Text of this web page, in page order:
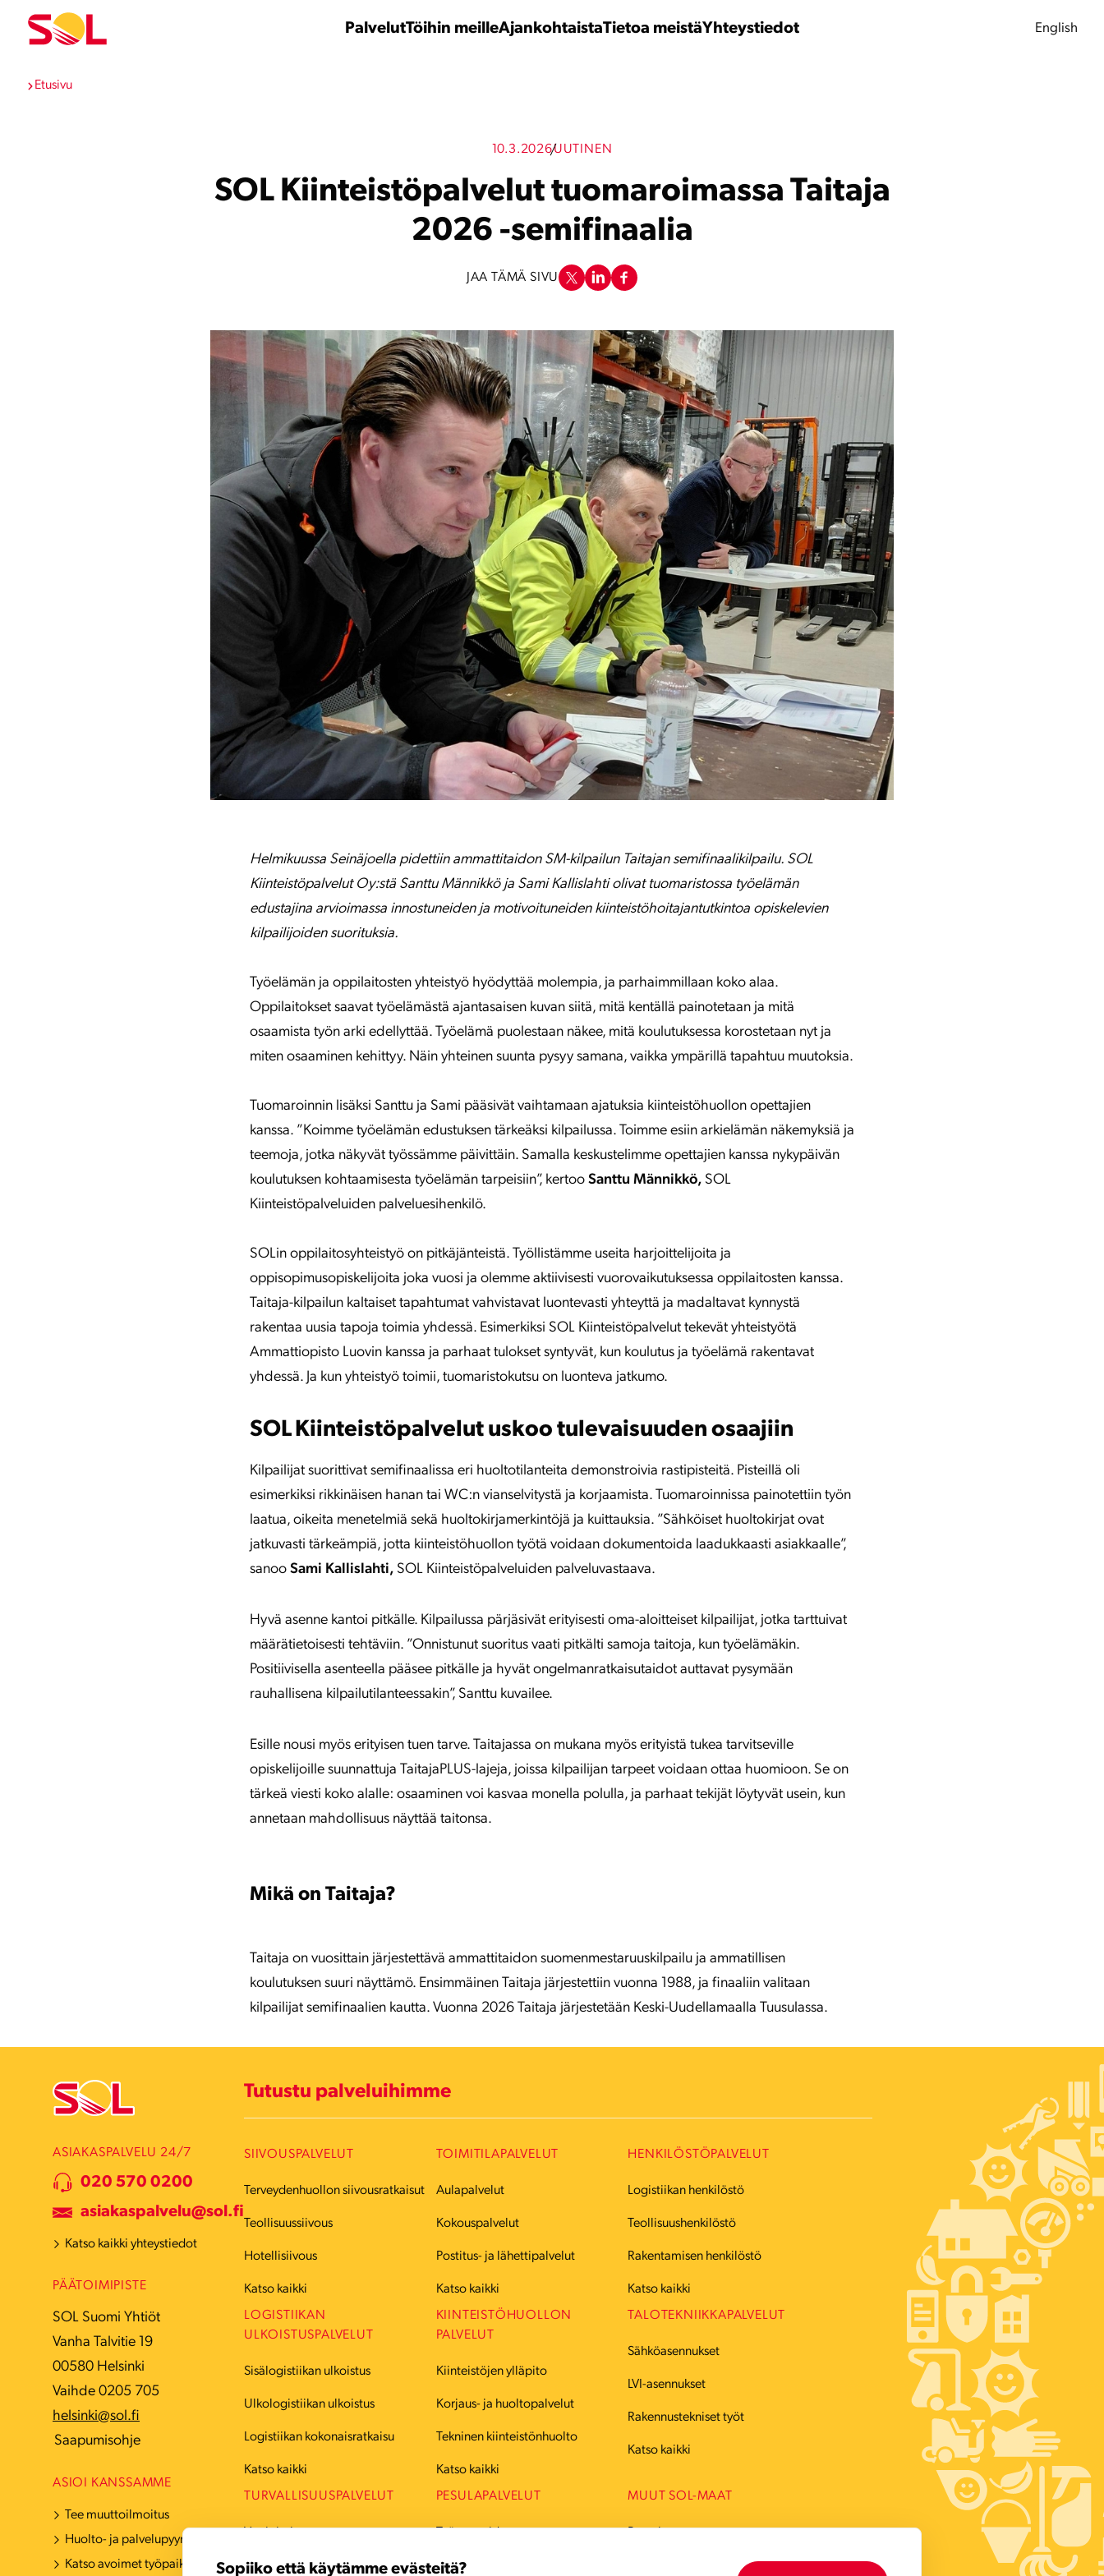
Sopiiko että käytämme evästeitä?
sisältöön
PalvelutTöihin meilleAjankohtaistaTietoa meistäYhteystiedot English
Etusivu
10.3.2026UUTINEN
SOL Kiinteistöpalvelut tuomaroimassa Taitaja
2026 -semifinaalia
JAA TÄMÄ SIVU
Helmikuussa Seinäjoella pidettiin ammattitaidon SM-kilpailun Taitajan semifinaalikilpailu. SOL
Kiinteistöpalvelut Oy:stä Santtu Männikkö ja Sami Kallislahti olivat tuomaristossa työelämän
edustajina arvioimassa innostuneiden ja motivoituneiden kiinteistöhoitajantutkintoa opiskelevien
kilpailijoiden suorituksia.
Työelämän ja oppilaitosten yhteistyö hyödyttää molempia, ja parhaimmillaan koko alaa.
Oppilaitokset saavat työelämästä ajantasaisen kuvan siitä, mitä kentällä painotetaan ja mitä
osaamista työn arki edellyttää. Työelämä puolestaan näkee, mitä koulutuksessa korostetaan nyt ja
miten osaaminen kehittyy. Näin yhteinen suunta pysyy samana, vaikka ympärillä tapahtuu muutoksia.
Tuomaroinnin lisäksi Santtu ja Sami pääsivät vaihtamaan ajatuksia kiinteistöhuollon opettajien
kanssa. ”Koimme työelämän edustuksen tärkeäksi kilpailussa. Toimme esiin arkielämän näkemyksiä ja
teemoja, jotka näkyvät työssämme päivittäin. Samalla keskustelimme opettajien kanssa nykypäivän
koulutuksen kohtaamisesta työelämän tarpeisiin”, kertoo Santtu Männikkö, SOL
Kiinteistöpalveluiden palveluesihenkilö.
SOLin oppilaitosyhteistyö on pitkäjänteistä. Työllistämme useita harjoittelijoita ja
oppisopimusopiskelijoita joka vuosi ja olemme aktiivisesti vuorovaikutuksessa oppilaitosten kanssa.
Taitaja-kilpailun kaltaiset tapahtumat vahvistavat luontevasti yhteyttä ja madaltavat kynnystä
rakentaa uusia tapoja toimia yhdessä. Esimerkiksi SOL Kiinteistöpalvelut tekevät yhteistyötä
Ammattiopisto Luovin kanssa ja parhaat tulokset syntyvät, kun koulutus ja työelämä rakentavat
yhdessä. Ja kun yhteistyö toimii, tuomaristokutsu on luonteva jatkumo.
SOL Kiinteistöpalvelut uskoo tulevaisuuden osaajiin
Kilpailijat suorittivat semifinaalissa eri huoltotilanteita demonstroivia rastipisteitä. Pisteillä oli
esimerkiksi rikkinäisen hanan tai WC:n vianselvitystä ja korjaamista. Tuomaroinnissa painotettiin työn
laatua, oikeita menetelmiä sekä huoltokirjamerkintöjä ja kuittauksia. ”Sähköiset huoltokirjat ovat
jatkuvasti tärkeämpiä, jotta kiinteistöhuollon työtä voidaan dokumentoida laadukkaasti asiakkaalle”,
sanoo Sami Kallislahti, SOL Kiinteistöpalveluiden palveluvastaava.
Hyvä asenne kantoi pitkälle. Kilpailussa pärjäsivät erityisesti oma-aloitteiset kilpailijat, jotka tarttuivat
määrätietoisesti tehtäviin. ”Onnistunut suoritus vaati pitkälti samoja taitoja, kun työelämäkin.
Positiivisella asenteella pääsee pitkälle ja hyvät ongelmanratkaisutaidot auttavat pysymään
rauhallisena kilpailutilanteessakin”, Santtu kuvailee.
Esille nousi myös erityisen tuen tarve. Taitajassa on mukana myös erityistä tukea tarvitseville
opiskelijoille suunnattuja TaitajaPLUS-lajeja, joissa kilpailijan tarpeet voidaan ottaa huomioon. Se on
tärkeä viesti koko alalle: osaaminen voi kasvaa monella polulla, ja parhaat tekijät löytyvät usein, kun
annetaan mahdollisuus näyttää taitonsa.
Mikä on Taitaja?
Taitaja on vuosittain järjestettävä ammattitaidon suomenmestaruuskilpailu ja ammatillisen
koulutuksen suuri näyttämö. Ensimmäinen Taitaja järjestettiin vuonna 1988, ja finaaliin valitaan
kilpailijat semifinaalien kautta. Vuonna 2026 Taitaja järjestetään Keski-Uudellamaalla Tuusulassa.
ASIAKASPALVELU 24/7
020 570 0200
asiakaspalvelu@sol.fi
Katso kaikki yhteystiedot
PÄÄTOIMIPISTE
SOL Suomi Yhtiöt
Vanha Talvitie 19
00580 Helsinki
Vaihde 0205 705
helsinki@sol.fi
Saapumisohje
ASIOI KANSSAMME
Tee muuttoilmoitus
Huolto- ja palvelupyyntö
Katso avoimet työpaikat
Tutustu palveluihimme
SIIVOUSPALVELUT
Terveydenhuollon siivousratkaisut
Teollisuussiivous
Hotellisiivous
Katso kaikki
TOIMITILAPALVELUT
Aulapalvelut
Kokouspalvelut
Postitus- ja lähettipalvelut
Katso kaikki
HENKILÖSTÖPALVELUT
Logistiikan henkilöstö
Teollisuushenkilöstö
Rakentamisen henkilöstö
Katso kaikki
LOGISTIIKAN
ULKOISTUSPALVELUT
Sisälogistiikan ulkoistus
Ulkologistiikan ulkoistus
Logistiikan kokonaisratkaisu
Katso kaikki
KIINTEISTÖHUOLLON
PALVELUT
Kiinteistöjen ylläpito
Korjaus- ja huoltopalvelut
Tekninen kiinteistönhuolto
Katso kaikki
TALOTEKNIIKKAPALVELUT
Sähköasennukset
LVI-asennukset
Rakennustekniset työt
Katso kaikki
TURVALLISUUSPALVELUT
Hälytyskeskuspalvelut
PESULAPALVELUT
Juhlavaatteiden pesu
MUUT SOL-MAAT